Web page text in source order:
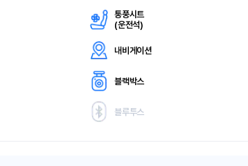
통풍시트
(운전석)
내비게이션
블랙박스
블루투스